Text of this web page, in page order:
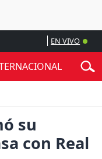
EN VIVO
su
con Real